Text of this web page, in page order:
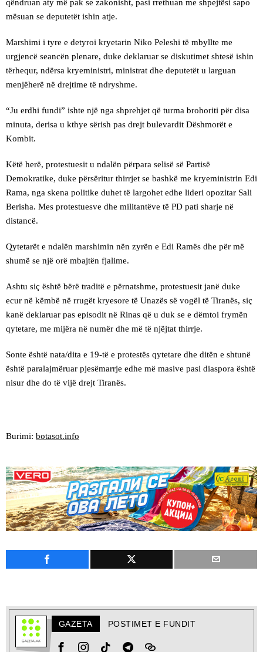
qëndruan aty më pak se zakonisht, pasi rrethuan me shpejtësi sapo
mësuan se deputetët ishin atje.
Marshimi i tyre e detyroi kryetarin Niko Peleshi të mbyllte me
urgjencë seancën plenare, duke deklaruar se diskutimet shtesë ishin
tërhequr, ndërsa kryeministri, ministrat dhe deputetët u larguan
menjëherë në drejtime të ndryshme.
“Ju erdhi fundi” ishte një nga shprehjet që turma brohoriti për disa
minuta, derisa u kthye sërish pas drejt bulevardit Dëshmorët e
Kombit.
Këtë herë, protestuesit u ndalën përpara selisë së Partisë
Demokratike, duke përsëritur thirrjet se bashkë me kryeministrin Edi
Rama, nga skena politike duhet të largohet edhe lideri opozitar Sali
Berisha. Mes protestuesve dhe militantëve të PD pati sharje në
distancë.
Qytetarët e ndalën marshimin nën zyrën e Edi Ramës dhe për më
shumë se një orë mbajtën fjalime.
Ashtu siç është bërë traditë e përnatshme, protestuesit janë duke
ecur në këmbë në rrugët kryesore të Unazës së vogël të Tiranës, siç
kanë deklaruar pas episodit në Rinas që u duk se e dëmtoi frymën
qytetare, me mijëra në numër dhe më të njëjtat thirrje.
Sonte është nata/dita e 19-të e protestës qytetare dhe ditën e shtunë
është paralajmëruar pjesëmarrje edhe më masive pasi diaspora është
nisur dhe do të vijë drejt Tiranës.
Burimi: botasot.info
GAZETA POSTIMET E FUNDIT